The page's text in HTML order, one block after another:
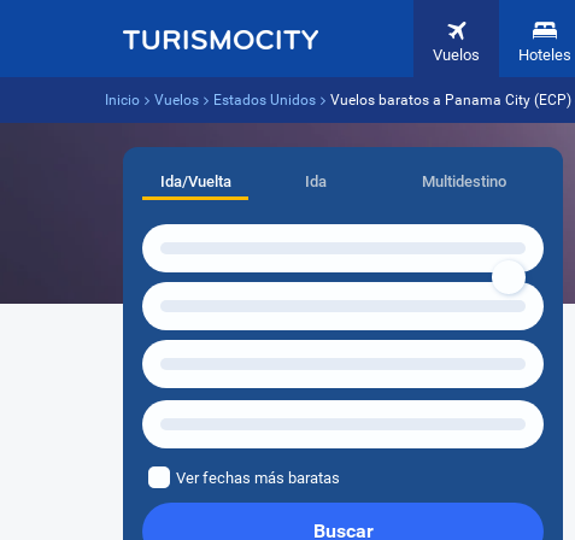
Vuelos Hoteles
Inicio Vuelos Estados Unidos Vuelos baratos a Panama City (ECP)
Ida/Vuelta Ida Multidestino
Ver fechas más baratas
Buscar